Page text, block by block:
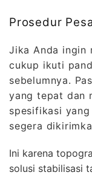
Prosedur
Jika Anda ingin
cukup ikuti
sebelumnya.
yang tepat dan
spesifikasi
segera
Ini karena
solusi stabilisasi